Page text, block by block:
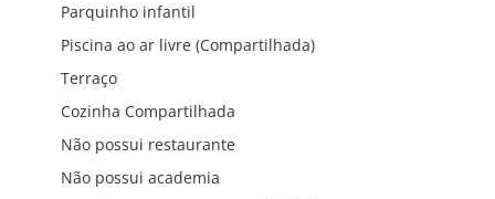
Parquinho infantil
Piscina ao ar livre (Compartilhada)
Terraço
Cozinha Compartilhada
Não possui restaurante
Não possui academia